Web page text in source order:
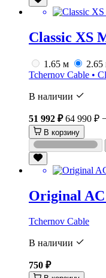
Classic XS
1.65 м
2.65
Tchernov Cable •
В наличии
51 992 ₽ 64 990 ₽
В корзину
Original
Tchernov Cable
В наличии
750 ₽